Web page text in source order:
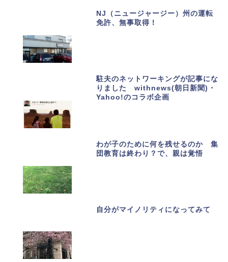
NJ（ニュージャージー）州の運転
免許、無事取得！
駐夫のネットワーキングが記事にな
りました withnews(朝日新聞)・
Yahoo!のコラボ企画
わが子のために何を残せるのか 集
団教育は終わり？で、親は覚悟
自分がマイノリティになってみて